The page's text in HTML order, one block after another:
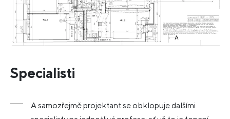
Specialisti
A samozřejmě projektant se obklopuje dalšími